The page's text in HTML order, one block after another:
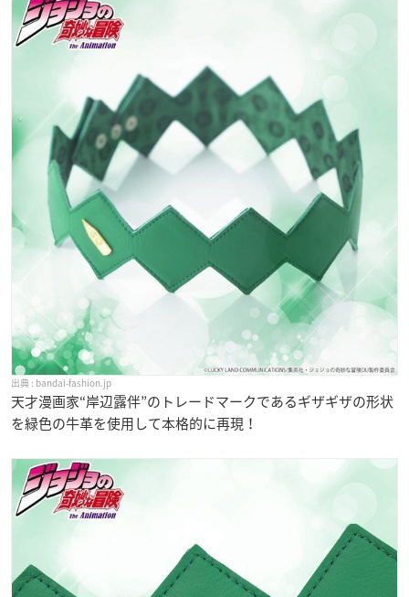
bandai-fashion.jp
天才漫画家“岸辺露伴”のトレードマークであるギザギザの形状
を緑色の牛革を使用して本格的に再現！